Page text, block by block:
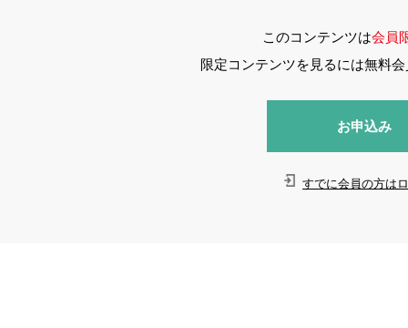
このコンテンツは会員
限定コンテンツを見るには無料
お申込み
すでに会員の方は